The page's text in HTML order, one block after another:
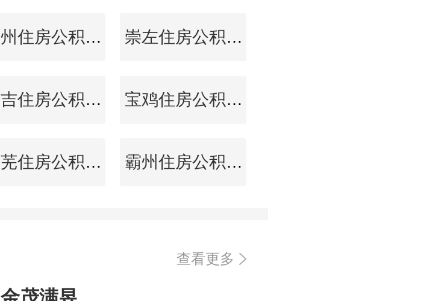
广州住房公积金查询 崇左住房公积金查询
昌吉住房公积金查询 宝鸡住房公积金查询
莱芜住房公积金查询 霸州住房公积金查询
查看更多